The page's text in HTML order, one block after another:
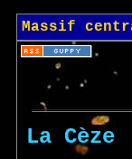
Massif